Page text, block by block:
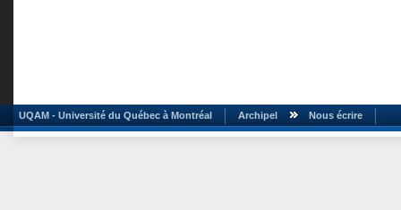
UQAM - Université du Québec à Montréal Archipel Nous écrire